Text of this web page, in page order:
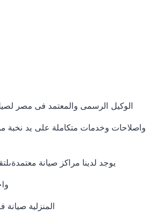
الوكيل الرسمى والمعتمد فى مصر
واصلاحات وخدمات متكاملة على يد نخبة
يوجد لدينا مراكز صيانة
المنزلية